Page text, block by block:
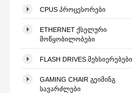
CPUS ᲞᲠᲝᲪᲔᲡᲝᲠᲔᲑᲘ
ETHERNET ᲥᲡᲔᲚᲣᲠᲘ
ᲛᲝᲬᲧᲝᲑᲘᲚᲝᲑᲔᲑᲘ
FLASH DRIVES ᲛᲔᲮᲡᲘᲔᲠᲔᲑᲔᲑᲘ
GAMING CHAIR ᲒᲔᲘᲛᲘᲜᲒ
ᲡᲐᲕᲐᲠᲫᲚᲔᲑᲘ